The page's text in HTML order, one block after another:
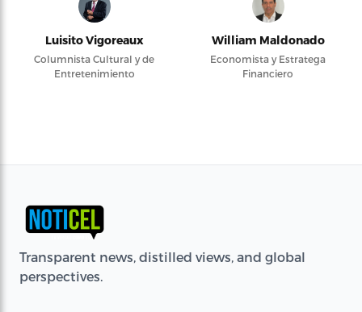
Luisito Vigoreaux
Columnista Cultural y de
Entretenimiento
William Maldonado
Economista y Estratega
Financiero
Transparent news, distilled views, and global
perspectives.